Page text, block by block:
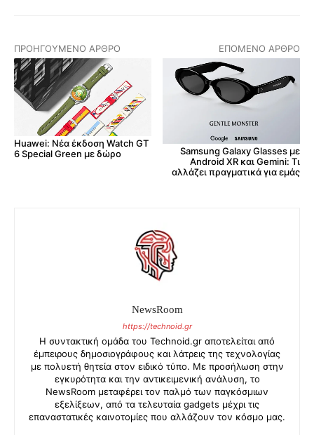
ΠΡΟΗΓΟΎΜΕΝΟ ΆΡΘΡΟ
Huawei: Νέα έκδοση Watch GT
6 Special Green με δώρο
ΕΠΌΜΕΝΟ ΆΡΘΡΟ
Samsung Galaxy Glasses με
Android XR και Gemini: Τι
αλλάζει πραγματικά για εμάς
NewsRoom
https://technoid.gr
Η συντακτική ομάδα του Technoid.gr αποτελείται από
έμπειρους δημοσιογράφους και λάτρεις της τεχνολογίας
με πολυετή θητεία στον ειδικό τύπο. Με προσήλωση στην
εγκυρότητα και την αντικειμενική ανάλυση, το
NewsRoom μεταφέρει τον παλμό των παγκόσμιων
εξελίξεων, από τα τελευταία gadgets μέχρι τις
επαναστατικές καινοτομίες που αλλάζουν τον κόσμο μας.